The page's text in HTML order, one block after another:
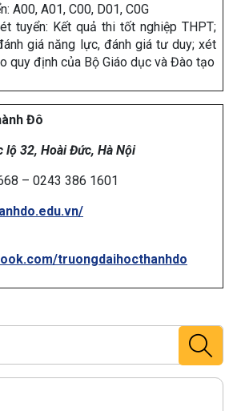
A00, A01, C00, D01, C0G
tuyển: Kết quả thi tốt nghiệp THPT;
giá năng lực, đánh giá tư duy; xét
quy định của Bộ Giáo dục và Đào tạo
Đô
lộ 32, Hoài Đức, Hà Nội
– 0243 386 1601
truongdaihocthanhdo